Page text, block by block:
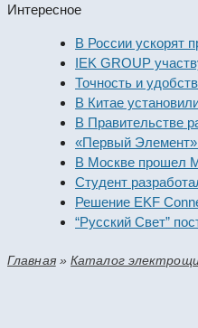
this
Интересное
В России ускорят
IEK GROUP
Точность и удобство
В Китае установили
В Правительстве
«Первый Элемент»
В Москве прошел
Студент разработал
Решение EKF Connect
“Русский Свет”
Главная»Каталог